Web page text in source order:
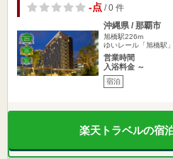
-点/ 0 件
沖縄県 / 那覇市
旭橋駅226m
ゆいレール「旭橋駅
営業時間
入浴料金 ～
宿泊
楽天トラベルの宿